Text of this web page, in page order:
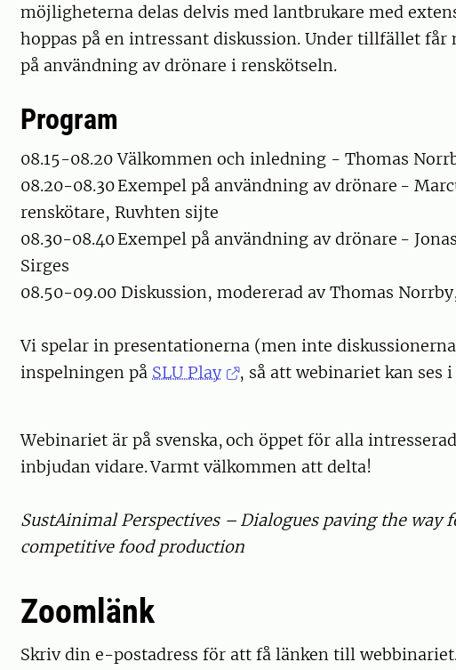
möjligheterna delas delvis med lantbrukare med
hoppas på en intressant diskussion. Under tillfället får
på användning av drönare i renskötseln.
Program
08.15-08.20 Välkommen och inledning - Thomas
08.20-08.30 Exempel på användning av drönare -
renskötare, Ruvhten sijte
08.30-08.40 Exempel på användning av drönare -
Sirges
08.50-09.00 Diskussion, modererad av Thomas
Vi spelar in presentationerna (men inte
inspelningen på SLU Play , så att webinariet kan ses
Webinariet är på svenska, och öppet för alla
inbjudan vidare. Varmt välkommen att delta!
SustAinimal Perspectives – Dialogues paving the way
competitive food production
Zoomlänk
Skriv din e-postadress för att få länken till